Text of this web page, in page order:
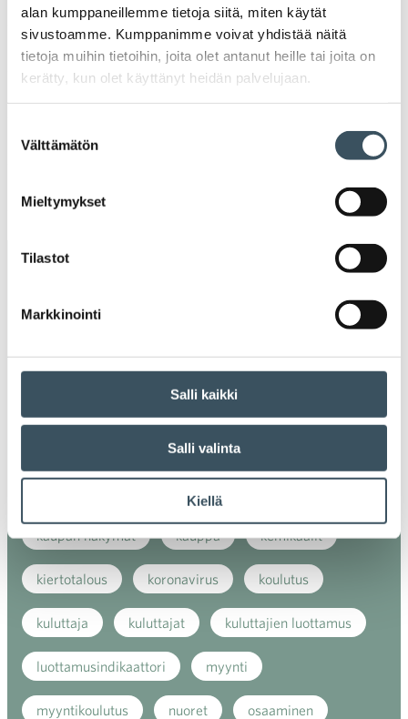
alan kumppaneillemme tietoja siitä, miten käytät
sivustoamme. Kumppanimme voivat yhdistää näitä
tietoja muihin tietoihin, joita olet antanut heille tai joita on
kerätty, kun olet käyttänyt heidän palvelujaan.
valinta
Välttämätön
Mieltymykset
Tilastot
Markkinointi
Salli kaikki
Salli valinta
Kiellä
2020
2018
Avainsanat
alv arvonlisävero
digiostaminen digitaalisuus digitalisaatio
erikoiskauppa
kansainvälinen kilpailu
kansainvälinen verkkokauppa
kaupan näkymät kauppa kemikaalit
kiertotalous koronavirus koulutus
kuluttaja kuluttajat kuluttajien luottamus
luottamusindikaattori myynti
myyntikoulutus nuoret osaaminen